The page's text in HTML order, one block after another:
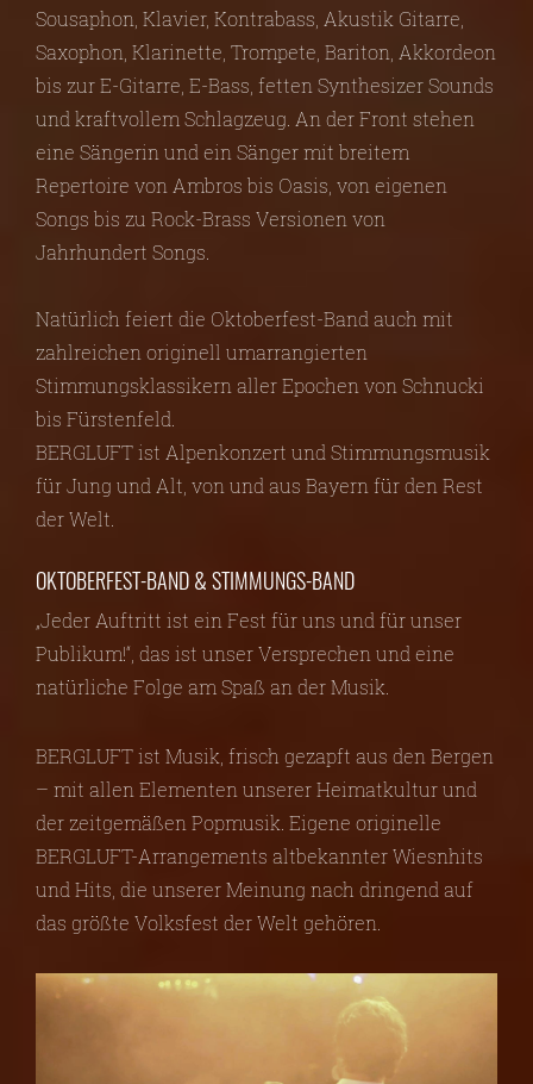
Sousaphon, Klavier, Kontrabass, Akustik Gitarre,
Saxophon, Klarinette, Trompete, Bariton, Akkordeon
bis zur E-Gitarre, E-Bass, fetten Synthesizer Sounds
und kraftvollem Schlagzeug. An der Front stehen
eine Sängerin und ein Sänger mit breitem
Repertoire von Ambros bis Oasis, von eigenen
Songs bis zu Rock-Brass Versionen von
Jahrhundert Songs.
Natürlich feiert die Oktoberfest-Band auch mit
zahlreichen originell umarrangierten
Stimmungsklassikern aller Epochen von Schnucki
bis Fürstenfeld.
BERGLUFT ist Alpenkonzert und Stimmungsmusik
für Jung und Alt, von und aus Bayern für den Rest
der Welt.
OKTOBERFEST-BAND & STIMMUNGS-BAND
„Jeder Auftritt ist ein Fest für uns und für unser
Publikum!“, das ist unser Versprechen und eine
natürliche Folge am Spaß an der Musik.
BERGLUFT ist Musik, frisch gezapft aus den Bergen
– mit allen Elementen unserer Heimatkultur und
der zeitgemäßen Popmusik. Eigene originelle
BERGLUFT-Arrangements altbekannter Wiesnhits
und Hits, die unserer Meinung nach dringend auf
das größte Volksfest der Welt gehören.